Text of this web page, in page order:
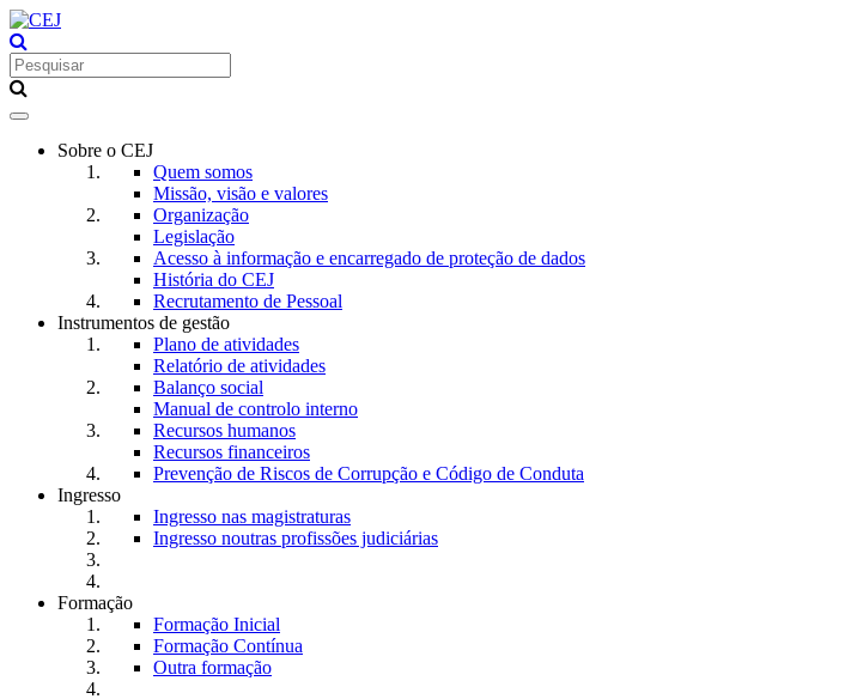
Toggle
navigationSobre o CEJ
Quem somos
Missão, visão e valores
Organização
Legislação
Acesso à informação e encarregado de proteção de dados
História do CEJ
Recrutamento de Pessoal
Instrumentos de gestão
Plano de atividades
Relatório de atividades
Balanço social
Manual de controlo interno
Recursos humanos
Recursos financeiros
Prevenção de Riscos de Corrupção e Código de Conduta
Ingresso
Ingresso nas magistraturas
Ingresso noutras profissões judiciárias
Formação
Formação Inicial
Formação Contínua
Outra formação